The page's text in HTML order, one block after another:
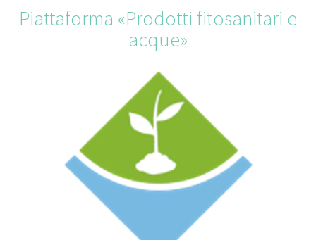
Piattaforma «Prodotti fitosanitari e
acque»